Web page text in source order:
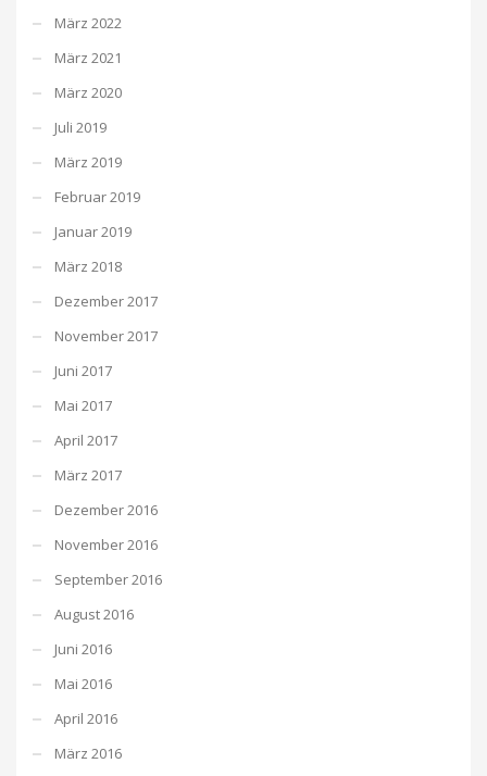
März 2022
März 2021
März 2020
Juli 2019
März 2019
Februar 2019
Januar 2019
März 2018
Dezember 2017
November 2017
Juni 2017
Mai 2017
April 2017
März 2017
Dezember 2016
November 2016
September 2016
August 2016
Juni 2016
Mai 2016
April 2016
März 2016